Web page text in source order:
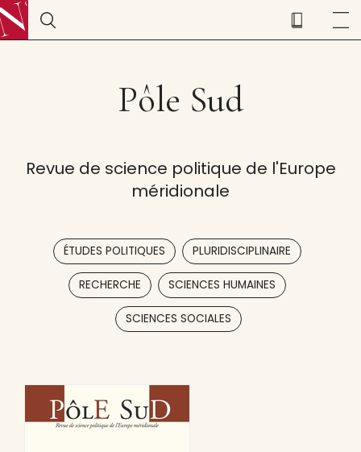
Pôle Sud
Revue de science politique de l'Europe
méridionale
ÉTUDES POLITIQUES PLURIDISCIPLINAIRE
RECHERCHE SCIENCES HUMAINES
SCIENCES SOCIALES